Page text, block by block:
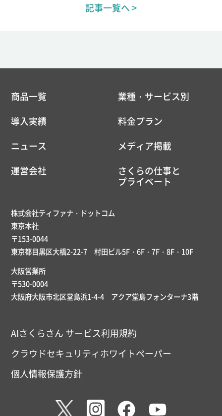
記事一覧へ >
商品一覧
業種・サービス別
導入実績
料金プラン
ニュース
メディア掲載
運営会社
さくらの仕事と
プライベート
株式会社ティファナ・ドットコム
東京本社
〒153-0044
東京都目黒区大橋2-22-7 村田ビル5F・6F・7F・8F・10F
大阪営業所
〒530-0004
大阪府大阪市北区堂島浜1-4-4 アクア堂島フォンターナ3階
AIさくらさん サービス利用規約
クラウドセキュリティホワイトペーパー
個人情報保護方針